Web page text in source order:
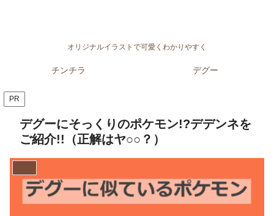
オリジナルイラストで可愛くわかりやすく
チンチラ デグー
PR
デグーにそっくりのポケモン!?デデンネを
ご紹介!!（正解はヤ○○？）